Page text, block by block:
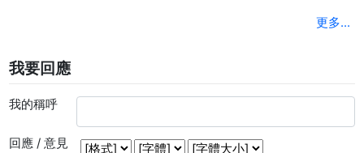
更多...
我要回應
我的稱呼
回應 / 意見